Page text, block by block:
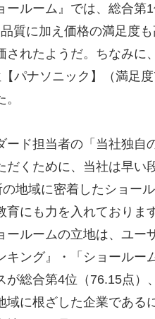
ルーム』では、総合第
質に加え価格の満足度
されたようだ。ちなみに
パナソニック】（満足
ド担当者の「当社独自
だくために、当社は早い
の地域に密着したショー
育にも力を入れておりま
ールームの立地は、ユー
キング』・「ショールー
が総合第4位（76.15点）
域に根ざした企業である